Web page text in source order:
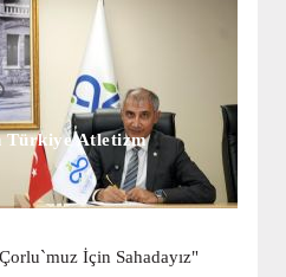
Türkiye Atletizm
İçin Sahadayız"